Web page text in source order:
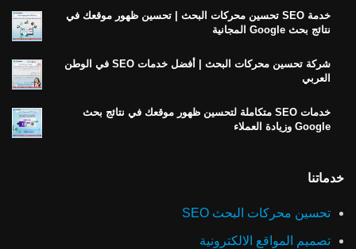
خدمة SEO تحسين محركات البحث | تحسين ظهور موقعك في
نتائج بحث Google المجانية
شركة تحسين محركات البحث | أفضل خدمات SEO في الوطن
العربي
خدمات SEO متكاملة لتحسين ظهور موقعك في نتائج بحث
Google وزيادة العملاء
خدماتنا
تحسين محركات البحث SEO
تصميم المواقع الالكترونية